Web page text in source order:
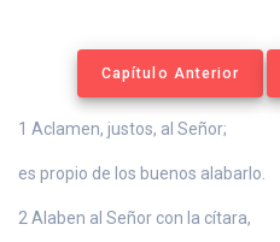
Capítulo Anterior
1 Aclamen, justos, al Señor;
es propio de los buenos alabarlo.
2 Alaben al Señor con la cítara,